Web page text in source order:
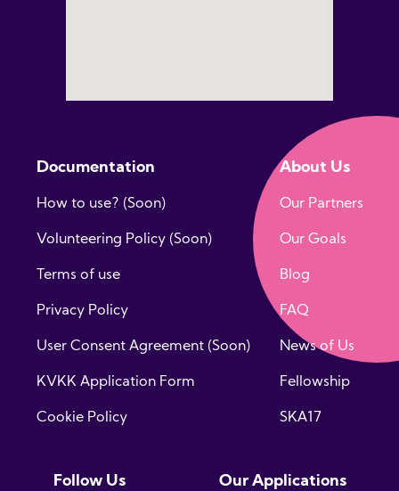
Documentation
How to use? (Soon)
Volunteering Policy (Soon)
Terms of use
Privacy Policy
User Consent Agreement (Soon)
KVKK Application Form
Cookie Policy
About Us
Our Partners
Our Goals
Blog
FAQ
News of Us
Fellowship
SKA17
Follow Us Our Applications